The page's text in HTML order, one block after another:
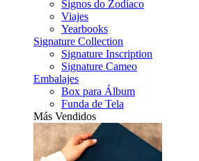
Signos do Zodíaco
Viajes
Yearbooks
Signature Collection
Signature Inscription
Signature Cameo
Embalajes
Box para Álbum
Funda de Tela
Más Vendidos